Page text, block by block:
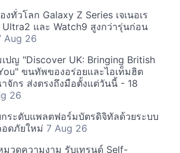
ทั่วโลก Galaxy Z Series เจเนอเร
และ Watch9 สูงกว่ารุ่นก่อน
Aug 26
ปญ "Discover UK: Bringing British
ขนทัพของอร่อยและไอเท็มฮิต
จักร ส่งตรงถึงมือตั้งแต่วันนี้ - 18
26
กระดับแพลตฟอร์มบัตรดิจิทัลด้วยระบบ
ดภัยใหม่ 7 Aug 26
มวดความงาม รับเทรนด์ Self-